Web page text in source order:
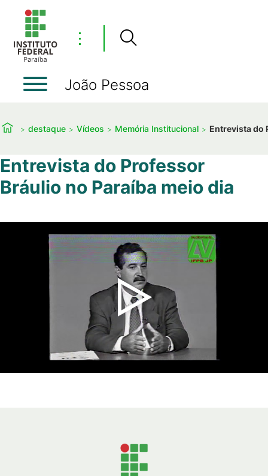
⋮
João Pessoa
destaque Vídeos Memória Institucional Entrevista do
Entrevista do Professor
Bráulio no Paraíba meio dia